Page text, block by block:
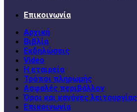
Επικοινωνία
Αρχική
Βιβλία
Εκδηλώσεις
Video
Η εταιρεία
Τρόποι πληρωμής
Ασφαλές περιβάλλον
Όροι και κανόνες λειτουργίας
Επικοινωνία